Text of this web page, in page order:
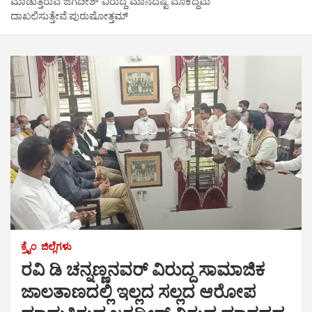
ದಾಖಲಿಸುತ್ತೇವೆ:ಪುರುಷೋತ್ತಮ್
ಕ್ರೈಂ ಜಿಲ್ಲೆಗಳು
ರವಿ ಡಿ ಚನ್ನಣ್ಣನವರ್ ವಿರುದ್ದ ಸಾಮಾಜಿಕ
ಜಾಲತಾಣದಲ್ಲಿ ಇಲ್ಲದ ಸಲ್ಲದ ಆರೋಪ